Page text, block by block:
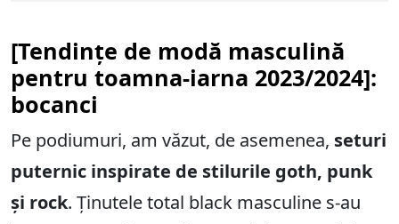
[Tendințe de modă masculină
pentru toamna-iarna 2023/2024]:
bocanci
Pe podiumuri, am văzut, de asemenea, seturi
puternic inspirate de stilurile goth, punk
și rock. Ținutele total black masculine s-au